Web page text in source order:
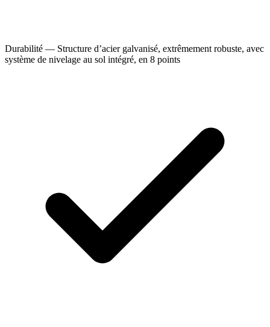
Durabilité — Structure d’acier galvanisé, extrêmement robuste, avec
système de nivelage au sol intégré, en 8 points